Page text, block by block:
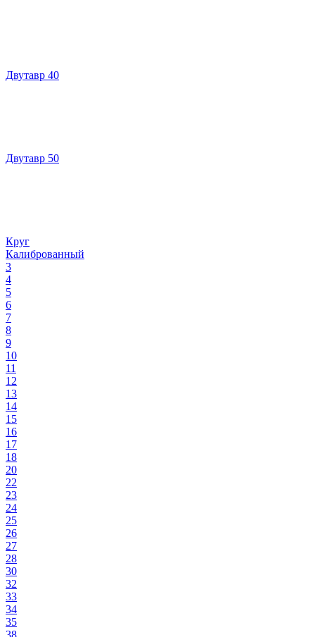
Двутавр 40
Двутавр 50
Круг
Калиброванный
3
4
5
6
7
8
9
10
11
12
13
14
15
16
17
18
20
22
23
24
25
26
27
28
30
32
33
34
35
38